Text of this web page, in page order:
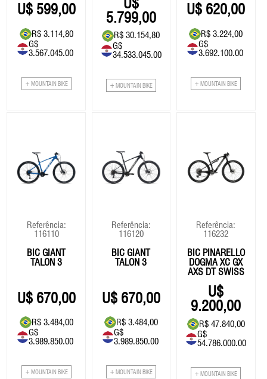
599,00
R$ 3.114,80
G$
3.567.045.00
+ MOUNTAIN BIKE
5.799,00
R$ 30.154,80
G$
34.533.045.00
+ MOUNTAIN BIKE
620,00
R$ 3.224,00
G$
3.692.100.00
+ MOUNTAIN BIKE
Referência:
116110
BIC GIANT
TALON 3
670,00
R$ 3.484,00
G$
3.989.850.00
+ MOUNTAIN BIKE
Referência:
116120
BIC GIANT
TALON 3
670,00
R$ 3.484,00
G$
3.989.850.00
+ MOUNTAIN BIKE
Referência:
116232
BIC PINARELLO
DOGMA XC GX
AXS DT SWISS
- 2026
9.200,00
R$ 47.840,00
G$
54.786.000.00
+ MOUNTAIN BIKE